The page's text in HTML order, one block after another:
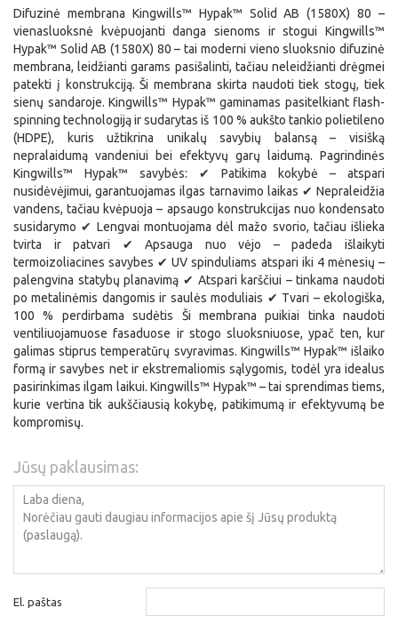
Difuzinė membrana Kingwills™ Hypak™ Solid AB (1580X) 80 –
vienasluoksnė kvėpuojanti danga sienoms ir stogui Kingwills™
Hypak™ Solid AB (1580X) 80 – tai moderni vieno sluoksnio difuzinė
membrana, leidžianti garams pasišalinti, tačiau neleidžianti drėgmei
patekti į konstrukciją. Ši membrana skirta naudoti tiek stogų, tiek
sienų sandaroje. Kingwills™ Hypak™ gaminamas pasitelkiant flash-
spinning technologiją ir sudarytas iš 100 % aukšto tankio polietileno
(HDPE), kuris užtikrina unikalų savybių balansą – visišką
nepralaidumą vandeniui bei efektyvų garų laidumą. Pagrindinės
Kingwills™ Hypak™ savybės: ✔ Patikima kokybė – atspari
nusidėvėjimui, garantuojamas ilgas tarnavimo laikas ✔ Nepraleidžia
vandens, tačiau kvėpuoja – apsaugo konstrukcijas nuo kondensato
susidarymo ✔ Lengvai montuojama dėl mažo svorio, tačiau išlieka
tvirta ir patvari ✔ Apsauga nuo vėjo – padeda išlaikyti
termoizoliacines savybes ✔ UV spinduliams atspari iki 4 mėnesių –
palengvina statybų planavimą ✔ Atspari karščiui – tinkama naudoti
po metalinėmis dangomis ir saulės moduliais ✔ Tvari – ekologiška,
100 % perdirbama sudėtis Ši membrana puikiai tinka naudoti
ventiliuojamuose fasaduose ir stogo sluoksniuose, ypač ten, kur
galimas stiprus temperatūrų svyravimas. Kingwills™ Hypak™ išlaiko
formą ir savybes net ir ekstremaliomis sąlygomis, todėl yra idealus
pasirinkimas ilgam laikui. Kingwills™ Hypak™ – tai sprendimas tiems,
kurie vertina tik aukščiausią kokybę, patikimumą ir efektyvumą be
kompromisų.
Jūsų paklausimas:
El. paštas